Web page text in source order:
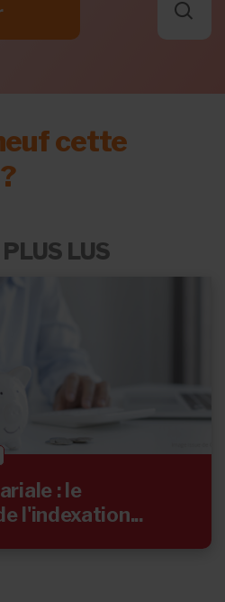
cette
LUS
: le
l'indexation...